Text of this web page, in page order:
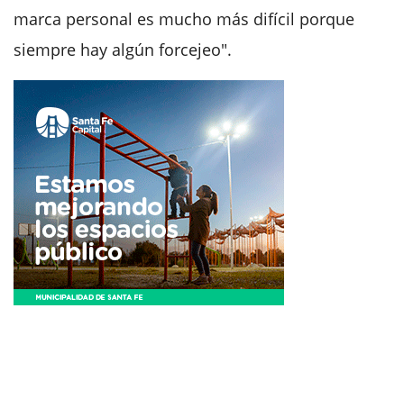
marca personal es mucho más difícil porque
siempre hay algún forcejeo".